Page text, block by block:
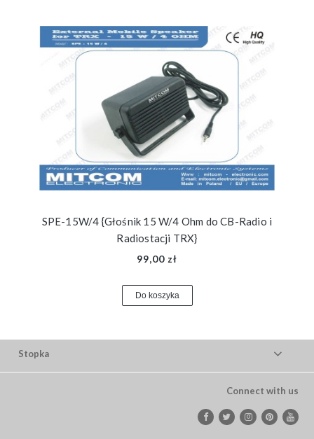
SPE-15W/4 {Głośnik 15 W/4 Ohm do CB-Radio i
Radiostacji TRX}
99,00 zł
Do koszyka
Stopka
Connect with us